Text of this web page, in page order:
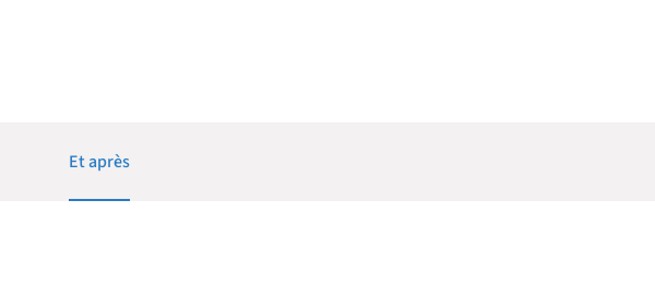
Et après